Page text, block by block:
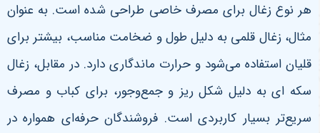
هر نوع زغال برای مصرف خاصی طراحی شده است. به عنوان
مثال، زغال قلمی به دلیل طول و ضخامت مناسب، بیشتر برای
قلیان استفاده می‌شود و حرارت ماندگاری دارد. در مقابل، زغال
سکه ای به دلیل شکل ریز و جمع‌وجور، برای کباب و مصرف
سریع‌تر بسیار کاربردی است. فروشندگان حرفه‌ای همواره در